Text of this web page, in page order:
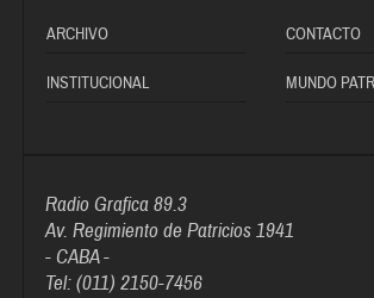
ARCHIVO CONTACTO
INSTITUCIONAL MUNDO
Radio Grafica 89.3
Av. Regimiento de Patricios 1941
- CABA -
Tel: (011) 2150-7456